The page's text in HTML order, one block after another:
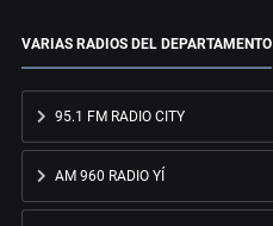
VARIAS RADIOS DEL DEPARTAMENTO
95.1 FM RADIO CITY
AM 960 RADIO YÍ